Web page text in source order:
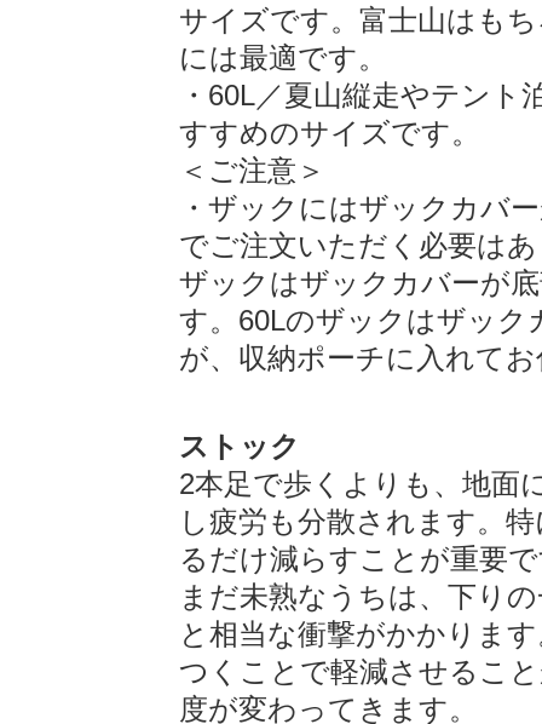
サイズです。富士山はも
には最適です。
・60L／夏山縦走やテン
すすめのサイズです。
＜ご注意＞
・ザックにはザックカバ
でご注文いただく必要は
ザックはザックカバーが
す。60Lのザックはザッ
が、収納ポーチに入れて
ストック
2本足で歩くよりも、地面
し疲労も分散されます。
るだけ減らすことが重要
まだ未熟なうちは、下り
と相当な衝撃がかかりま
つくことで軽減させるこ
度が変わってきます。